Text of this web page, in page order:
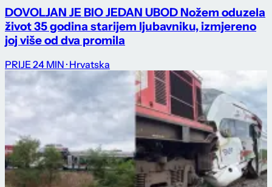
DOVOLJAN JE BIO JEDAN UBOD Nožem oduzela
život 35 godina starijem ljubavniku, izmjereno
joj više od dva promila
PRIJE 24 MIN · Hrvatska